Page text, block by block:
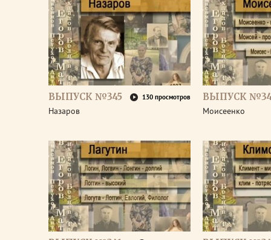
ВЫПУСК №345 130 просмотров
Назаров
ВЫПУСК
Моисеенко